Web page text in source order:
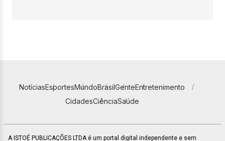
NotíciasEsportesMundoBrasilGenteEntretenimento
CidadesCiênciaSaúde
A ISTOÉ PUBLICAÇÕES LTDA é um portal digital independente e sem